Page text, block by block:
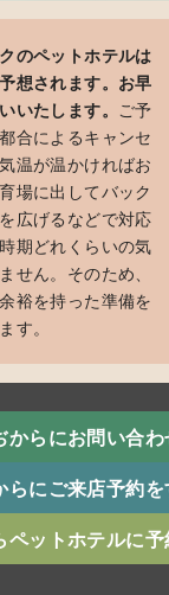
のペットホテルは
想されます。お早
いたします。 ご予
合によるキャンセ
温が温かければお
場に出してバック
広げるなどで対応
期どれくらいの気
せん。そのため、
裕を持った準備を
す。
からにお問い合わ
らにご来店予約を
ペットホテルに予